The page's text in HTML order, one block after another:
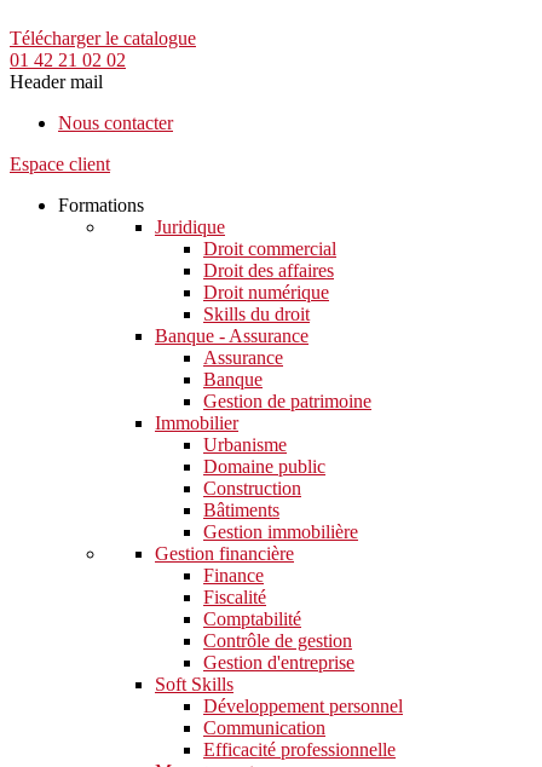
Télécharger le catalogue
01 42 21 02 02
Header mail
Nous contacter
Espace client
Formations
Juridique
Droit commercial
Droit des affaires
Droit numérique
Skills du droit
Banque - Assurance
Assurance
Banque
Gestion de patrimoine
Immobilier
Urbanisme
Domaine public
Construction
Bâtiments
Gestion immobilière
Gestion financière
Finance
Fiscalité
Comptabilité
Contrôle de gestion
Gestion d'entreprise
Soft Skills​
Développement personnel
Communication
Efficacité professionnelle